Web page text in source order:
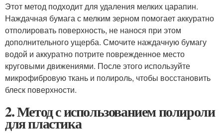
Этот метод подходит для удаления мелких царапин.
Наждачная бумага с мелким зерном помогает аккуратно
отполировать поверхность, не нанося при этом
дополнительного ущерба. Смочите наждачную бумагу
водой и аккуратно потрите поврежденное место
круговыми движениями. После этого используйте
микрофибровую ткань и полироль, чтобы восстановить
блеск поверхности.
2. Метод с использованием полироли
для пластика